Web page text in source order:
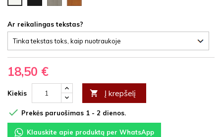
HDF
HDF
latte
HDF
Ar reikalingas tekstas?
18,50 €
Kiekis  Į krepšelį
 Prekės paruošimas 1 - 2 dienos.
Klauskite apie produktą per WhatsApp